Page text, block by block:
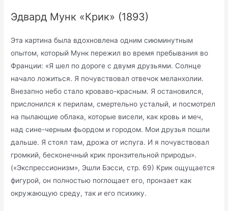
Эдвард Мунк «Крик» (1893)
Эта картина была вдохновлена одним сиюминутным
опытом, который Мунк пережил во время пребывания во
Франции: «Я шел по дороге с двумя друзьями. Солнце
начало ложиться. Я почувствовал отвечок меланхолии.
Внезапно небо стало кроваво-красным. Я остановился,
прислонился к перилам, смертельно усталый, и посмотрел
на пылающие облака, которые висели, как кровь и меч,
над сине-черным фьордом и городом. Мои друзья пошли
дальше. Я стоял там, дрожа от испуга. И я почувствовал
громкий, бесконечный крик пронзительной природы».
(«Экспрессионизм», Эшли Бэсси, стр. 69) Крик ощущается
фигурой, он полностью поглощает его, пронзает как
окружающую среду, такиего психику.